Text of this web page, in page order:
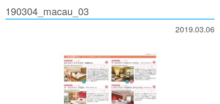
190304_macau_03
2019.03.06